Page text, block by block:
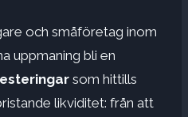
och småföretag inom
uppmaning bli en
som hittills
likviditet: från att